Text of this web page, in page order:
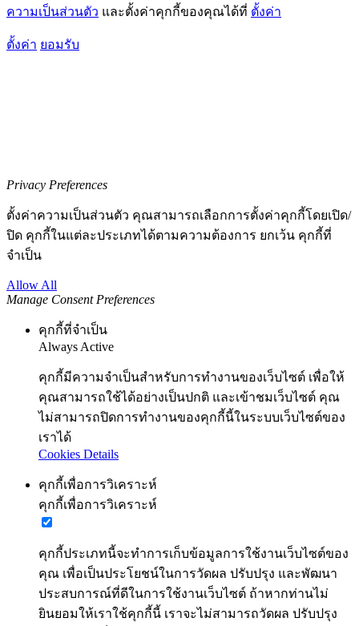
ความเป็นส่วนตัว และตั้งค่าคุกกี้ของคุณได้ที่ ตั้งค่า
ตั้งค่า ยอมรับ
Privacy Preferences
ตั้งค่าความเป็นส่วนตัว คุณสามารถเลือกการตั้งค่าคุกกี้โดยเปิด/
ปิด คุกกี้ในแต่ละประเภทได้ตามความต้องการ ยกเว้น คุกกี้ที่
จำเป็น
Allow All
Manage Consent Preferences
คุกกี้ที่จำเป็น
Always Active
คุกกี้มีความจำเป็นสำหรับการทำงานของเว็บไซต์ เพื่อให้
คุณสามารถใช้ได้อย่างเป็นปกติ และเข้าชมเว็บไซต์ คุณ
ไม่สามารถปิดการทำงานของคุกกี้นี้ในระบบเว็บไซต์ของ
เราได้
Cookies Details
คุกกี้เพื่อการวิเคราะห์
คุกกี้เพื่อการวิเคราะห์
คุกกี้ประเภทนี้จะทำการเก็บข้อมูลการใช้งานเว็บไซต์ของ
คุณ เพื่อเป็นประโยชน์ในการวัดผล ปรับปรุง และพัฒนา
ประสบการณ์ที่ดีในการใช้งานเว็บไซต์ ถ้าหากท่านไม่
ยินยอมให้เราใช้คุกกี้นี้ เราจะไม่สามารถวัดผล ปรับปรุง